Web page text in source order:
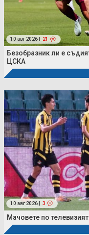
10 авг 2026 | 21
Безобразник ли е
ЦСКА
10 авг 2026 | 3
Мачовете по